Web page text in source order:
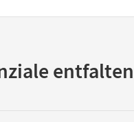
entfalten